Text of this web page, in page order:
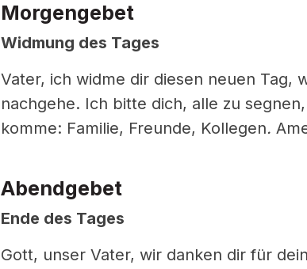
Morgengebet
Widmung des Tages
Vater, ich widme dir diesen neuen Tag,
nachgehe. Ich bitte dich, alle zu
komme: Familie, Freunde, Kollegen.
Abendgebet
Ende des Tages
Gott, unser Vater, wir danken dir für